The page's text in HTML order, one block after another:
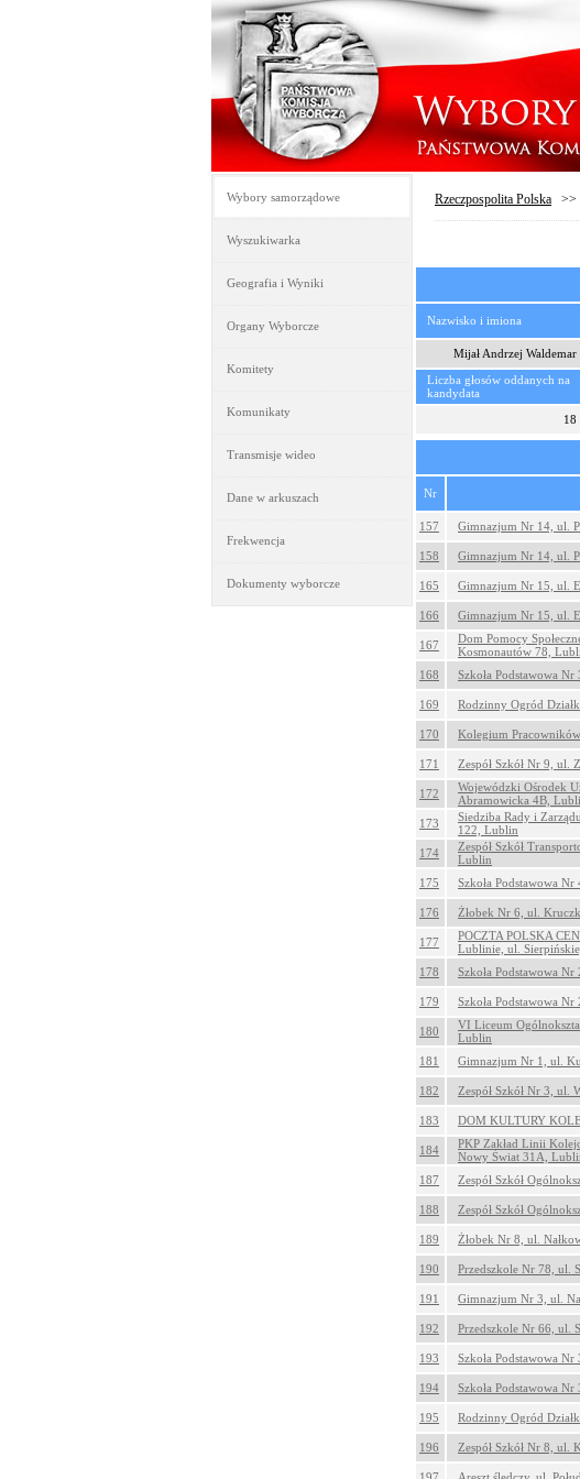
Wybory samorządowe
Wyszukiwarka
Geografia i Wyniki
Organy Wyborcze
Komitety
Komunikaty
Transmisje wideo
Dane w arkuszach
Frekwencja
Dokumenty wyborcze
Rzeczpospolita Polska >>
Nazwisko i imiona
Mijał Andrzej Waldemar
Liczba głosów oddanych na
kandydata
18
Nr
157 Gimnazjum Nr 14, ul.
158 Gimnazjum Nr 14, ul.
165 Gimnazjum Nr 15, ul.
166 Gimnazjum Nr 15, ul.
167
Dom Pomocy
Kosmonautów 78,
168 Szkoła Podstawowa
169 Rodzinny Ogród
170 Kolegium
171 Zespół Szkół Nr 9, ul.
172
Wojewódzki Ośrodek
Abramowicka 4B,
173
Siedziba Rady i
122, Lublin
174
Zespół Szkół
Lublin
175 Szkoła Podstawowa
176 Żłobek Nr 6, ul.
177
POCZTA POLSKA
Lublinie, ul.
178 Szkoła Podstawowa
179 Szkoła Podstawowa
180
VI Liceum
Lublin
181 Gimnazjum Nr 1, ul.
182 Zespół Szkół Nr 3, ul.
183 DOM KULTURY
184
PKP Zakład Linii
Nowy Świat 31A,
187 Zespół Szkół
188 Zespół Szkół
189 Żłobek Nr 8, ul.
190 Przedszkole Nr 78, ul.
191 Gimnazjum Nr 3, ul.
192 Przedszkole Nr 66, ul.
193 Szkoła Podstawowa
194 Szkoła Podstawowa
195 Rodzinny Ogród
196 Zespół Szkół Nr 8, ul.